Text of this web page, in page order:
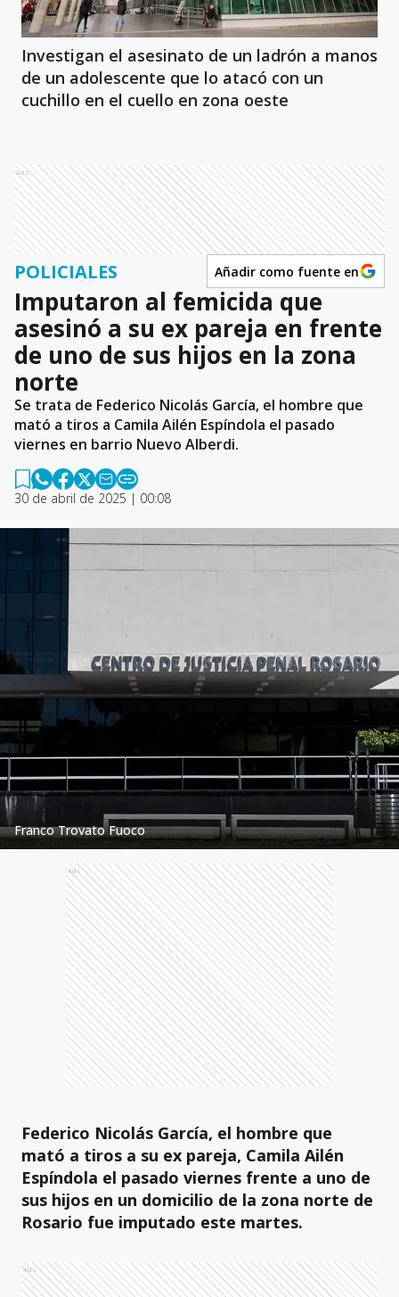
Investigan el asesinato de un ladrón a manos
de un adolescente que lo atacó con un
cuchillo en el cuello en zona oeste
Ads
POLICIALES Añadir como fuente en
Imputaron al femicida que
asesinó a su ex pareja en frente
de uno de sus hijos en la zona
norte
Se trata de Federico Nicolás García, el hombre que
mató a tiros a Camila Ailén Espíndola el pasado
viernes en barrio Nuevo Alberdi.
30 de abril de 2025 | 00:08
Franco Trovato Fuoco
Ads
Federico Nicolás García, el hombre que
mató a tiros a su ex pareja, Camila Ailén
Espíndola el pasado viernes frente a uno de
sus hijos en un domicilio de la zona norte de
Rosario fue imputado este martes.
Ads